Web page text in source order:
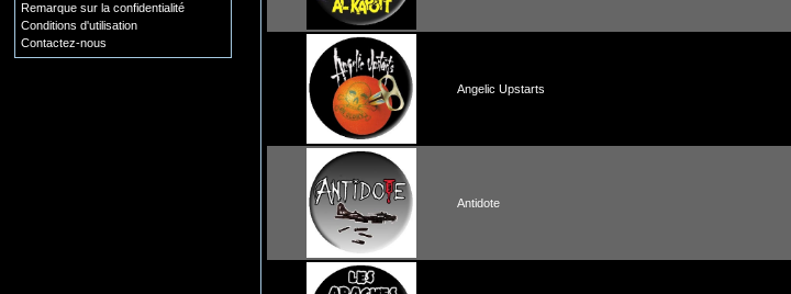
Angelic Upstarts
Antidote
Remarque sur la confidentialité
Conditions d'utilisation
Contactez-nous